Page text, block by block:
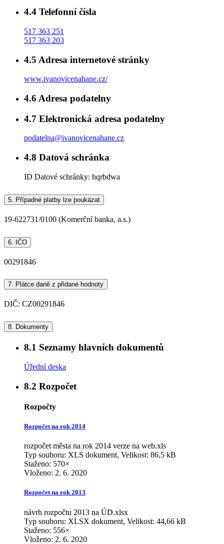
4.4 Telefonní čísla
517 363 251
517 363 203
4.5 Adresa internetové stránky
www.ivanovicenahane.cz/
4.6 Adresa podatelny
4.7 Elektronická adresa podatelny
podatelna@ivanovicenahane.cz
4.8 Datová schránka
ID Datové schránky: hqrbdwa
5. Případné platby lze poukázat
19-622731/0100 (Komerční banka, a.s.)
6. IČO
00291846
7. Plátce daně z přidané hodnoty
DIČ: CZ00291846
8. Dokumenty
8.1 Seznamy hlavních dokumentů
Úřední deska
8.2 Rozpočet
Rozpočty
Rozpočet na rok 2014
rozpočet města na rok 2014 verze na web.xls
Typ souboru: XLS dokument, Velikost: 86,5 kB
Staženo: 570×
Vloženo: 2. 6. 2020
Rozpočet na rok 2013
návrh rozpočtu 2013 na ÚD.xlsx
Typ souboru: XLSX dokument, Velikost: 44,66 kB
Staženo: 556×
Vloženo: 2. 6. 2020